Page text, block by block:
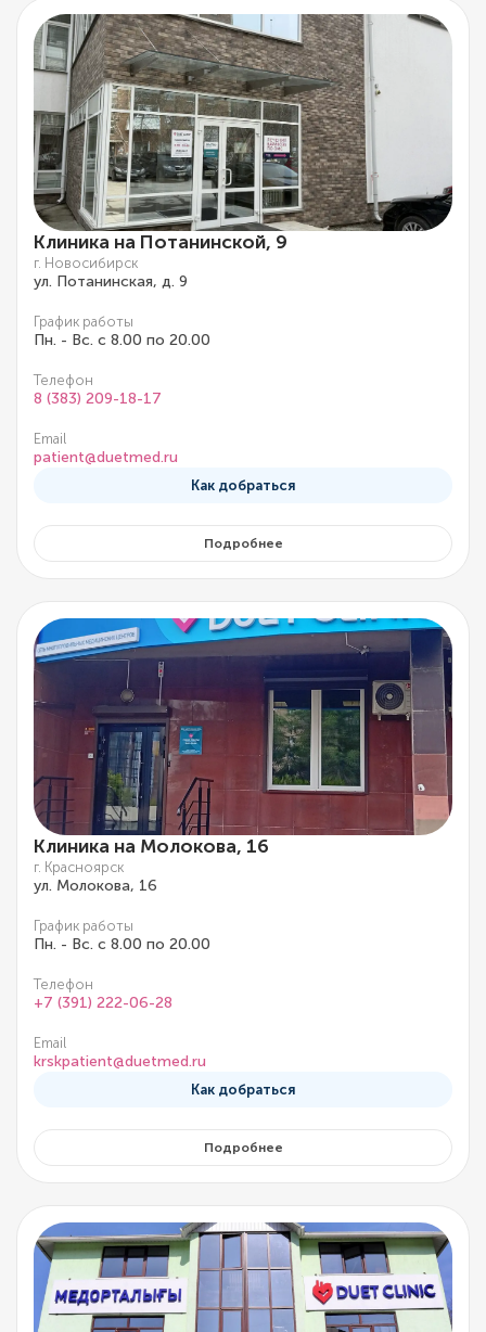
Клиника на Потанинской, 9
г. Новосибирск
ул. Потанинская, д. 9
График работы
Пн. - Вс. с 8.00 по 20.00
Телефон
8 (383) 209-18-17
Email
patient@duetmed.ru
Как добраться
Подробнее
Клиника на Молокова, 16
г. Красноярск
ул. Молокова, 16
График работы
Пн. - Вс. с 8.00 по 20.00
Телефон
+7 (391) 222-06-28
Email
krskpatient@duetmed.ru
Как добраться
Подробнее